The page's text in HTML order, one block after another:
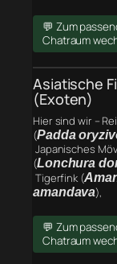
💬 Zum
Chatraum
Asiatische
(Exoten)
Hier sind wir –
(Padda
Japanisches
(Lonchura
Tigerfink (
amandava),
💬 Zum
Chatraum